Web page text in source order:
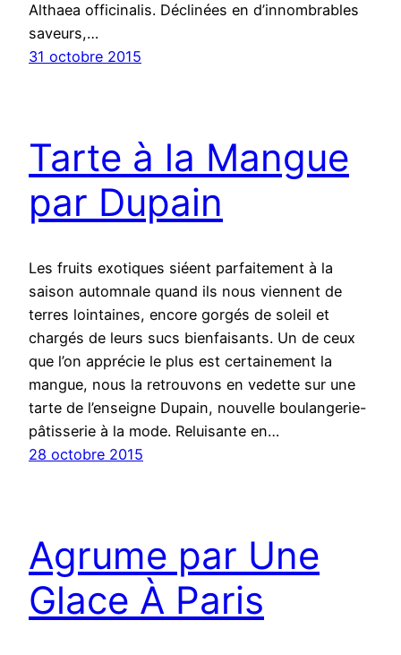
Althaea officinalis. Déclinées en d’innombrables
saveurs,…
31 octobre 2015
Tarte à la Mangue
par Dupain
Les fruits exotiques siéent parfaitement à la
saison automnale quand ils nous viennent de
terres lointaines, encore gorgés de soleil et
chargés de leurs sucs bienfaisants. Un de ceux
que l’on apprécie le plus est certainement la
mangue, nous la retrouvons en vedette sur une
tarte de l’enseigne Dupain, nouvelle boulangerie-
pâtisserie à la mode. Reluisante en…
28 octobre 2015
Agrume par Une
Glace À Paris